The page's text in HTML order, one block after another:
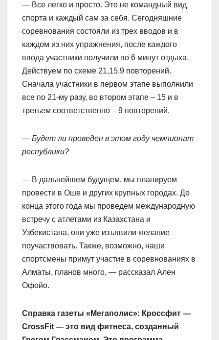
— Все легко и просто. Это не командный вид
спорта и каждый сам за себя. Сегодняшние
соревнования состояли из трех вводов и в
каждом из них упражнения, после каждого
ввода участники получили по 6 минут отдыха.
Действуем по схеме 21,15,9 повторений.
Сначала участники в первом этапе выполнили
все по 21-му разу, во втором этапе – 15 и в
третьем соответственно – 9 повторений.
— Будет ли проведен в этом году чемпионат
республики?
— В дальнейшем будущем, мы планируем
провести в Оше и других крупных городах. До
конца этого года мы проведем международную
встречу с атлетами из Казахстана и
Узбекистана, они уже изъявили желание
поучаствовать. Также, возможно, наши
спортсмены примут участие в соревнованиях в
Алматы, планов много, — рассказал Ален
Офойо.
Справка газеты «Мегаполис»: Кроссфит —
CrossFit — это вид фитнеса, созданный